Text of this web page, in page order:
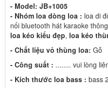
- Model: JB+1005
- Nhóm loa dòng loa : loa di
nối bluetooth hát karaoke
loa kéo kiểu đẹp, loa kéo
- Chất liệu vỏ thùng loa: Gỗ
- Công suất : ........ vui lòng
- Kích thước loa bass : bass